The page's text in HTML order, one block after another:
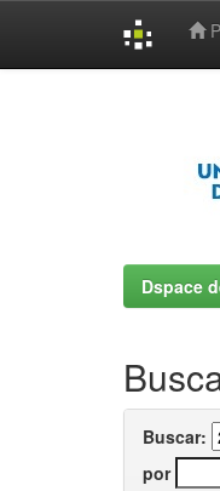
Dspace
Buscar:
por